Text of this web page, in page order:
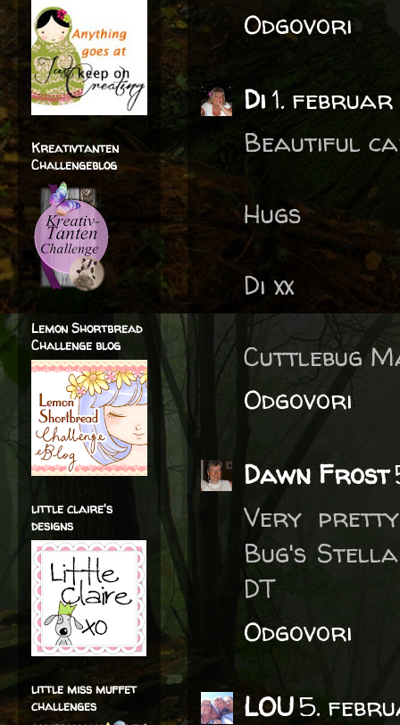
Odgovori
Di 1. februar
Beautiful
Hugs
Di xx
Cuttlebug
Odgovori
Dawn Frost
Very
Bug's Stella
DT
Odgovori
LOU5.
Kreativtanten
Challengeblog
Lemon Shortbread
Challenge blog
little claire's
designs
little miss muffet
challenges